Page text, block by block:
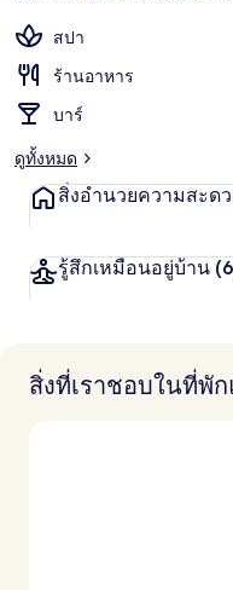
สปา
ร้านอาหาร
บาร์
ดูทั้งหมด
สิ่งอำนวยความสะด
รู้สึกเหมือนอยู่บ้าน
สิ่งที่เราชอบในที่พั